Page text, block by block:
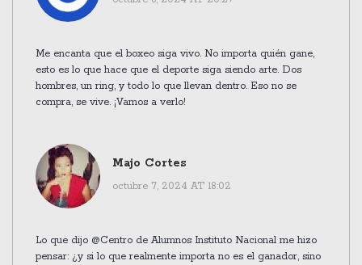
Me encanta que el boxeo siga vivo. No importa quién gane,
esto es lo que hace que el deporte siga siendo arte. Dos
hombres, un ring, y todo lo que llevan dentro. Eso no se
compra, se vive. ¡Vamos a verlo!
Majo Cortes
octubre 7, 2024 AT 18:02
Lo que dijo @Centro de Alumnos Instituto Nacional me hizo
pensar: ¿y si lo que realmente importa no es el ganador, sino